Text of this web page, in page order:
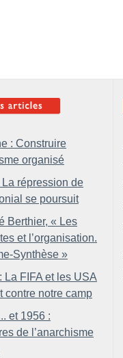
: Construire
organisé
La répression de
se poursuit
Berthier, « Les
et l’organisation.
Synthèse »
La FIFA et les USA
contre notre camp
et 1956 :
de l’anarchisme